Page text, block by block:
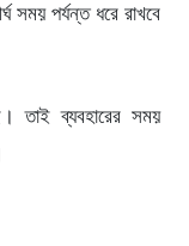
সময় পর্যন্ত ধরে রাখবে
তাই ব্যবহারের সময়